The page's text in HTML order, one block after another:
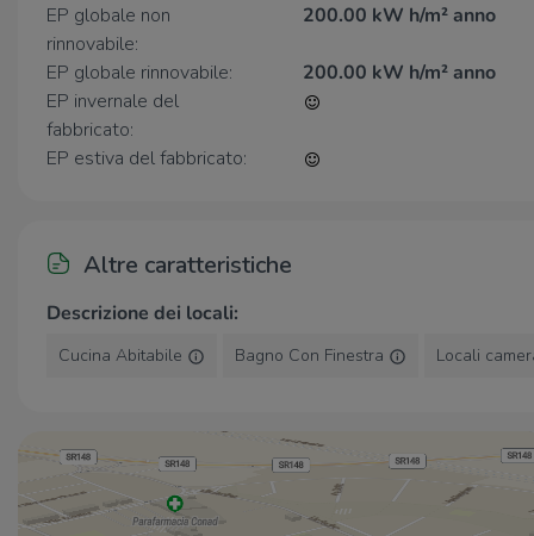
EP globale non
rinnovabile:
200.00 kW h/m² anno
EP globale rinnovabile:
200.00 kW h/m² anno
EP invernale del
fabbricato:
EP estiva del fabbricato:
Altre caratteristiche
Descrizione dei locali:
Cucina Abitabile Bagno Con Finestra Locali